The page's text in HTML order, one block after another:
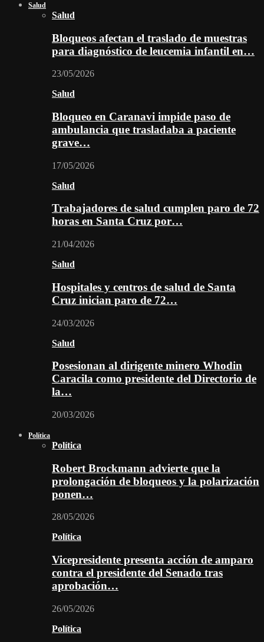
Salud
Salud
Bloqueos afectan el traslado de muestras
para diagnóstico de leucemia infantil en…
23/05/2026
Salud
Bloqueo en Caranavi impide paso de
ambulancia que trasladaba a paciente
grave…
17/05/2026
Salud
Trabajadores de salud cumplen paro de 72
horas en Santa Cruz por…
21/04/2026
Salud
Hospitales y centros de salud de Santa
Cruz inician paro de 72…
24/03/2026
Salud
Posesionan al dirigente minero Whodin
Caracila como presidente del Directorio de
la…
20/03/2026
Política
Política
Robert Brockmann advierte que la
prolongación de bloqueos y la polarización
ponen…
28/05/2026
Política
Vicepresidente presenta acción de amparo
contra el presidente del Senado tras
aprobación…
26/05/2026
Política